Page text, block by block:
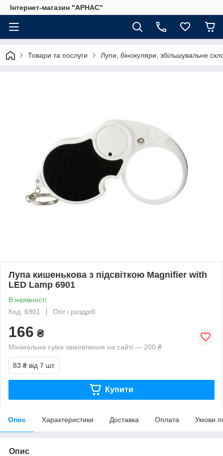
Інтернет-магазин "АРНАС"
Товари та послуги Лупи, бінокуляри, збільшувальне
Лупа кишенькова з підсвіткою Magnifier with
LED Lamp 6901
В наявності
Код: 6901
Опт і роздріб
166 ₴
Мінімальна сума замовлення на сайті — 200 ₴
83 ₴ від 7 шт.
Купити
Опис Характеристики Доставка Оплата Умови
Опис